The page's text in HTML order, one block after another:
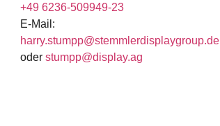
+49 6236-509949-23
E-Mail:
harry.stumpp@stemmlerdisplaygroup.de
oder stumpp@display.ag